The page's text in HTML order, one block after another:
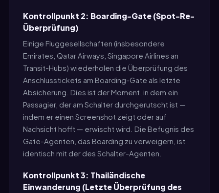
Kontrollpunkt 2: Boarding-Gate (Spot-Re-
Überprüfung)
Einige Fluggesellschaften (insbesondere
Emirates, Qatar Airways, Singapore Airlines an
Transit-Hubs) wiederholen die Überprüfung des
Anschlusstickets am Boarding-Gate als letzte
Absicherung. Dies ist der Moment, in dem ein
Passagier, der am Schalter durchgerutscht ist —
indem er einen Screenshot zeigt oder auf
Nachsicht hofft — erwischt wird. Die Befugnis des
Gate-Agenten, das Boarding zu verweigern, ist
identisch mit der des Schalter-Agenten.
Kontrollpunkt 3: Thailändische
Einwanderung (Letzte Überprüfung des